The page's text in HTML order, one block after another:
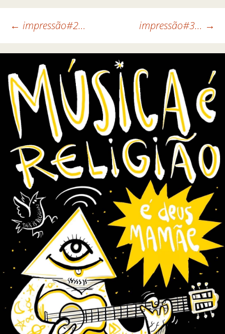
Navegação de posts
← impressão#2… impressão#3… →